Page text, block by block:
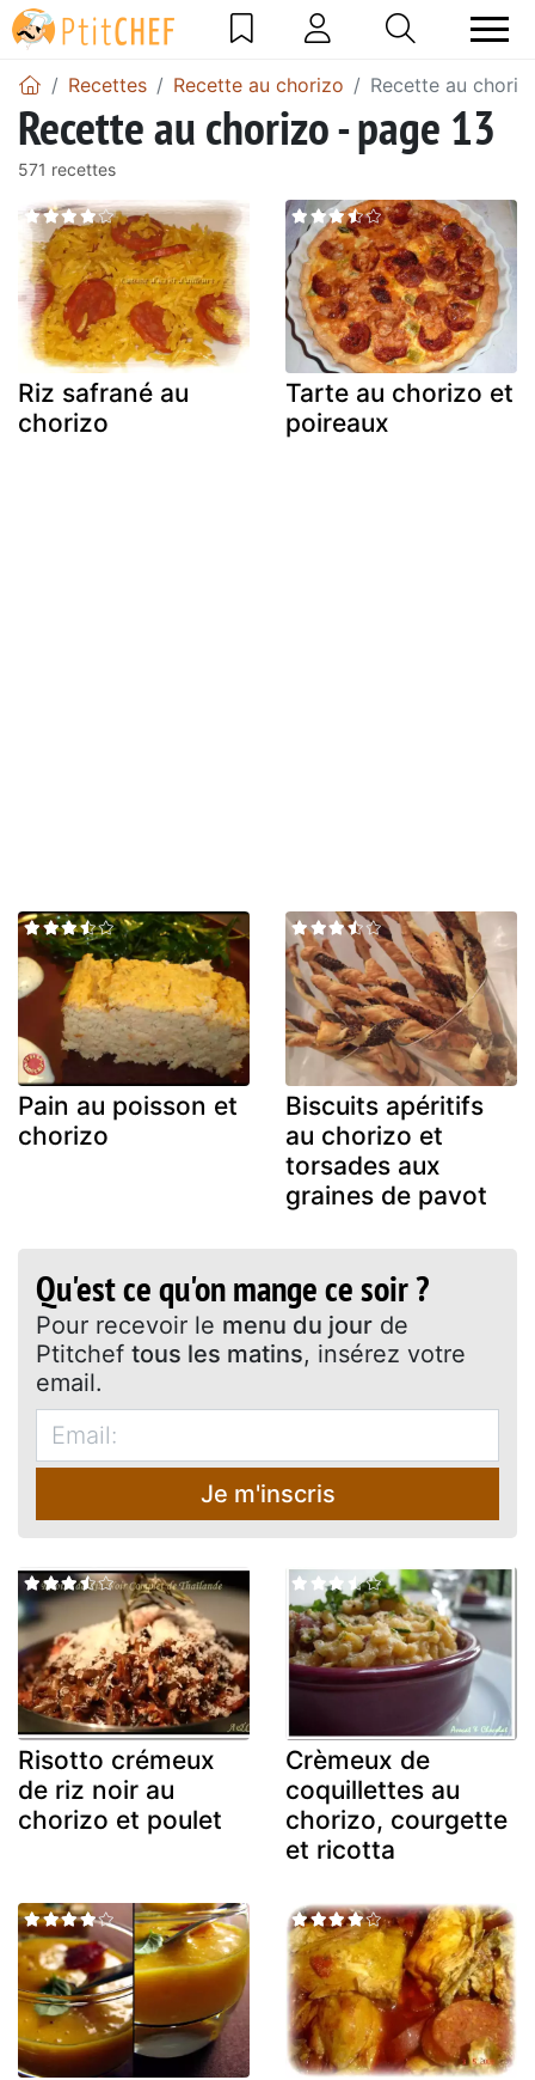
Recettes Recette au chorizo Recette au
Recette au chorizo - page 13
571 recettes
Riz safrané au
chorizo
Tarte au chorizo et
poireaux
Pain au poisson et
chorizo
Biscuits apéritifs
au chorizo et
torsades aux
graines de pavot
Qu'est ce qu'on mange ce soir ?
Pour recevoir le menu du jour de
Ptitchef tous les matins, insérez votre
email.
Je m'inscris
Risotto crémeux
de riz noir au
chorizo et poulet
Crèmeux de
coquillettes au
chorizo, courgette
et ricotta